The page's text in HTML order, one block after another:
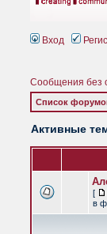
Вход
Сообщения без
Список
Активные
[
в